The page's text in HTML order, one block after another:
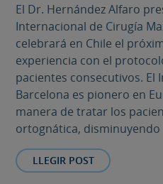
El Dr. Hernández Alfaro
Internacional de Cirugía
celebrará en Chile el
experiencia con el
pacientes consecutivos. El
Barcelona es pionero en
manera de tratar los
ortognática, disminuyendo
LLEGIR POST